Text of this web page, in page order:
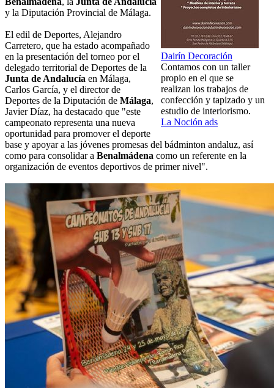
Dairín Decoración
Contamos con un taller
propio en el que se
realizan los trabajos de
confección y tapizado y un
estudio de interiorismo.
La Noción ads
y la Diputación Provincial de Málaga.
El edil de Deportes, Alejandro
Carretero, que ha estado acompañado
en la presentación del torneo por el
delegado territorial de Deportes de la
Junta de Andalucía en Málaga,
Carlos García, y el director de
Deportes de la Diputación de Málaga,
Javier Díaz, ha destacado que "este
campeonato representa una nueva
oportunidad para promover el deporte
base y apoyar a las jóvenes promesas del bádminton andaluz, así
como para consolidar a Benalmádena como un referente en la
organización de eventos deportivos de primer nivel".